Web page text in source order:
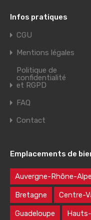
Infos pratiques
CGU
Mentions légales
Politique de
confidentialité
et RGPD
FAQ
Contact
Emplacements de
Auvergne-Rhône-
Bretagne Centre-
Guadeloupe